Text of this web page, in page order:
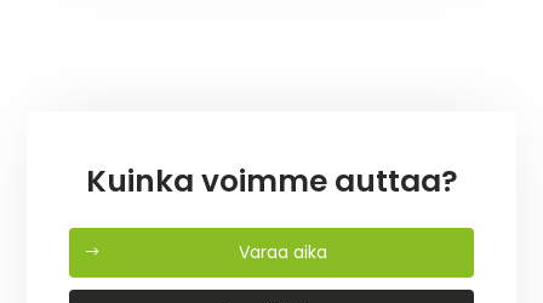
Kuinka voimme auttaa?
Varaa aika